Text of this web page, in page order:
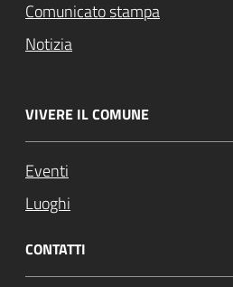
Comunicato stampa
Notizia
VIVERE IL COMUNE
Eventi
Luoghi
CONTATTI